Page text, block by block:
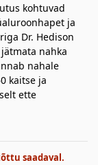
kohtuvad
ja
Dr. Hedison
nahka
nahale
kaitse ja
ette
saadaval.